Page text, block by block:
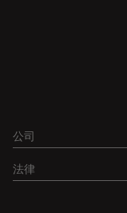
公司
法律